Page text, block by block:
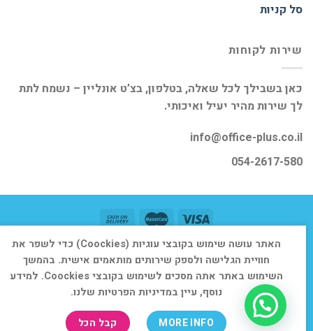
סל קניות
שירות לקוחות
כאן בשבילך לכל שאלה, בטלפון, בצ’ט אונליין – נשמח לתת
לך שירות מהיר יעיל ואיכותי.
info@office-plus.co.il
054-2617-580
דף הבית אודות חנות יצירת קשר
כל הזכויות שמורות 2026 © אופיס פלוס
האתר עושה שימוש בקובצי עוגיות (Coockies) כדי לשפר את
חוויית הגלישה ולספק שירותים מותאמים אישית. בהמשך
השימוש באתר אתה מסכים לשימוש בקובצי Coockies. למידע
נוסף, עיין במדיניות הפרטיות שלנו.
MORE INFO קבל הכל